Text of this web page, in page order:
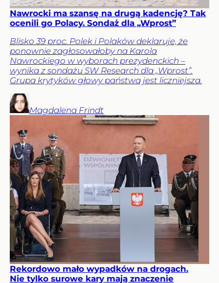
Nawrocki ma szansę na drugą kadencję? Tak
ocenili go Polacy. Sondaż dla „Wprost”
Blisko 39 proc. Polek i Polaków deklaruje, że
ponownie zagłosowałoby na Karola
Nawrockiego w wyborach prezydenckich –
wynika z sondażu SW Research dla „Wprost”.
Grupa krytyków głowy państwa jest liczniejsza.
Magdalena Frindt
Rekordowo mało wypadków na drogach.
Nie tylko surowe kary mają znaczenie